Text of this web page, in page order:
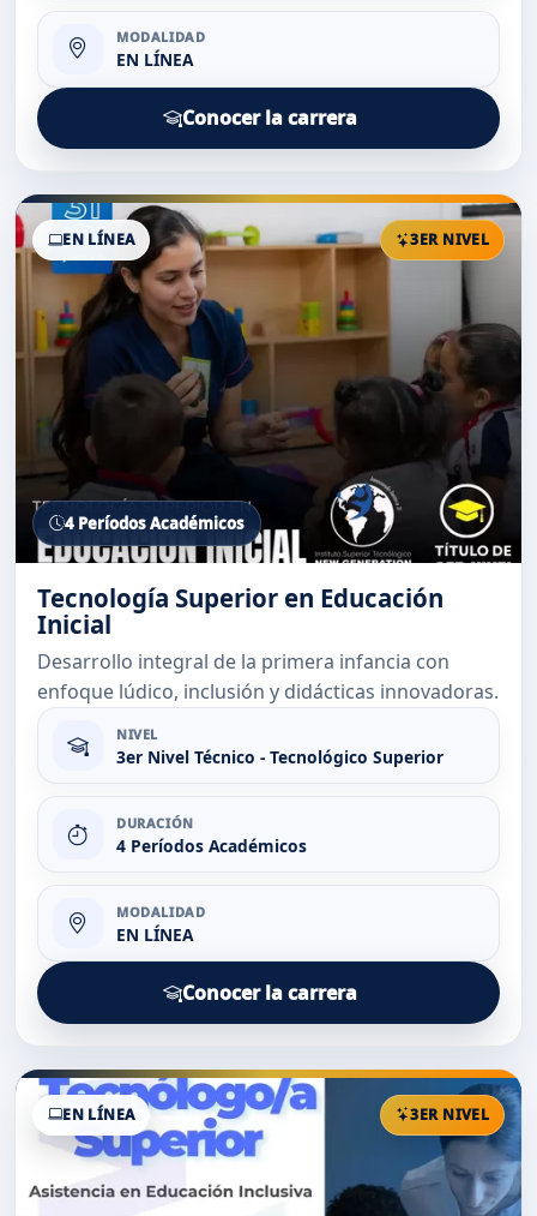
MODALIDAD
EN LÍNEA
Conocer la carrera
EN LÍNEA 3ER NIVEL
4 Períodos Académicos
Tecnología Superior en Educación
Inicial
Desarrollo integral de la primera infancia con
enfoque lúdico, inclusión y didácticas innovadoras.
NIVEL
3er Nivel Técnico - Tecnológico Superior
DURACIÓN
4 Períodos Académicos
MODALIDAD
EN LÍNEA
Conocer la carrera
EN LÍNEA 3ER NIVEL